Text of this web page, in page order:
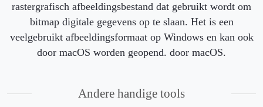
rastergrafisch afbeeldingsbestand dat gebruikt wordt om
bitmap digitale gegevens op te slaan. Het is een
veelgebruikt afbeeldingsformaat op Windows en kan ook
door macOS worden geopend. door macOS.
Andere handige tools